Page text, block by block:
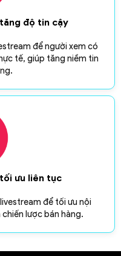
độ tin cậy
để người xem có
tế, giúp tăng niềm tin
ưu liên tục
để tối ưu nội
lược bán hàng.